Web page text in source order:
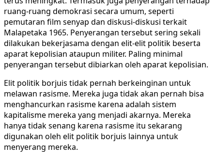
ruang-ruang demokrasi secara umum, seperti
pemutaran film senyap dan diskusi-diskusi terkait
Malapetaka 1965. Penyerangan tersebut sering sekali
dilakukan bekerjasama dengan elit-elit politik beserta
aparat kepolisian ataupun militer. Paling minimal
penyerangan tersebut dibiarkan oleh aparat kepolisian.
Elit politik borjuis tidak pernah berkeinginan untuk
melawan rasisme. Mereka juga tidak akan pernah bisa
menghancurkan rasisme karena adalah sistem
kapitalisme mereka yang menjadi akarnya. Mereka
hanya tidak senang karena rasisme itu sekarang
digunakan oleh elit politik borjuis lainnya untuk
menyerang mereka.